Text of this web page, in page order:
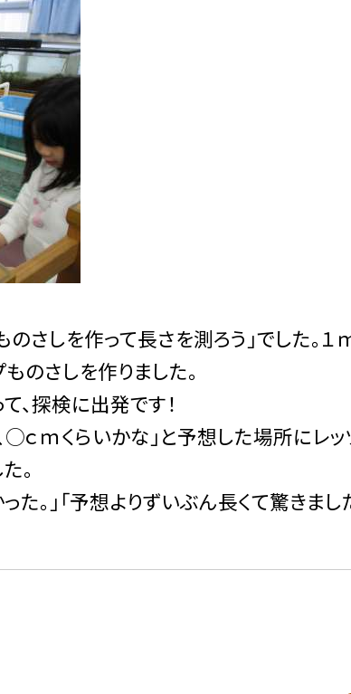
さしを作って長さを測ろう」でした。１
のさしを作りました。
、探検に出発です！
○ｃｍくらいかな」と予想した場所にレ
。
。」「予想よりずいぶん長くて驚きまし